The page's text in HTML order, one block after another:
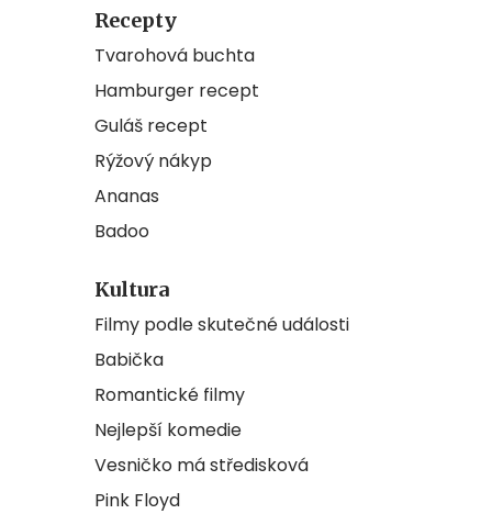
Recepty
Tvarohová buchta
Hamburger recept
Guláš recept
Rýžový nákyp
Ananas
Badoo
Kultura
Filmy podle skutečné události
Babička
Romantické filmy
Nejlepší komedie
Vesničko má středisková
Pink Floyd